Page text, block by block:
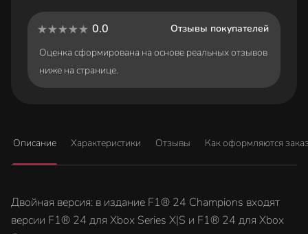
0.0
Отзывы покупателей
Оценка сформирована на основе реальных отзывов
ниже на странице.
Описание Характеристики Отзывы Как оформляются
Двойная версия: в издание F1® 24 Champions входят
версии F1® 24 для Xbox Series X|S и F1® 24 для Xbox